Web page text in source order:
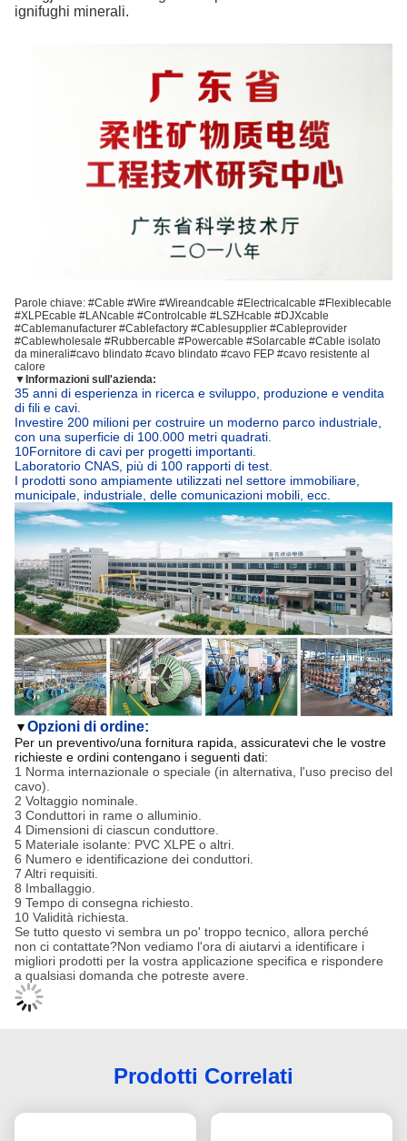
ignifughi minerali.
Parole chiave: #Cable #Wire #Wireandcable #Electricalcable #Flexiblecable
#XLPEcable #LANcable #Controlcable #LSZHcable #DJXcable
#Cablemanufacturer #Cablefactory #Cablesupplier #Cableprovider
#Cablewholesale #Rubbercable #Powercable #Solarcable #Cable isolato
da minerali#cavo blindato #cavo blindato #cavo FEP #cavo resistente al
calore
▼ Informazioni sull'azienda:
35 anni di esperienza in ricerca e sviluppo, produzione e vendita
di fili e cavi.
Investire 200 milioni per costruire un moderno parco industriale,
con una superficie di 100.000 metri quadrati.
10Fornitore di cavi per progetti importanti.
Laboratorio CNAS, più di 100 rapporti di test.
I prodotti sono ampiamente utilizzati nel settore immobiliare,
municipale, industriale, delle comunicazioni mobili, ecc.
▼Opzioni di ordine:
Per un preventivo/una fornitura rapida, assicuratevi che le vostre
richieste e ordini contengano i seguenti dati:
1 Norma internazionale o speciale (in alternativa, l'uso preciso del
cavo).
2 Voltaggio nominale.
3 Conduttori in rame o alluminio.
4 Dimensioni di ciascun conduttore.
5 Materiale isolante: PVC XLPE o altri.
6 Numero e identificazione dei conduttori.
7 Altri requisiti.
8 Imballaggio.
9 Tempo di consegna richiesto.
10 Validità richiesta.
Se tutto questo vi sembra un po' troppo tecnico, allora perché
non ci contattate?Non vediamo l'ora di aiutarvi a identificare i
migliori prodotti per la vostra applicazione specifica e rispondere
a qualsiasi domanda che potreste avere.
Prodotti Correlati